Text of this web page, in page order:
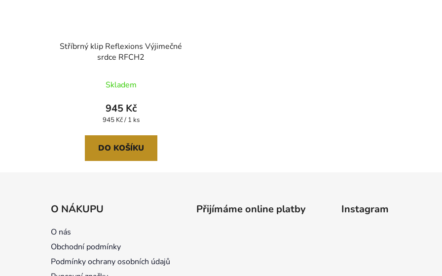
Stříbrný klip Reflexions Výjimečné
srdce RFCH2
hodnocení
produktu
je
z
Skladem
945 Kč
Měrná
945 Kč / 1 ks
DO KOŠÍKU
O NÁKUPU
O nás
Obchodní podmínky
Podmínky ochrany osobních údajů
Přijímáme online platby Instagram